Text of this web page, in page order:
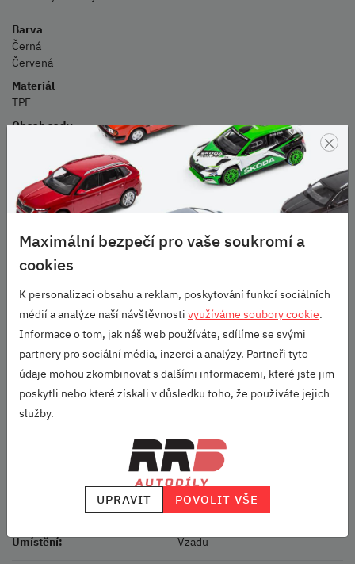
Barva
Černá
Červená
Materiál
TPE
Obsah sady
Dva zadní koberce s červeným nápisem SCALA na černém
podkladu, montážní návod.
Hmotnost
1,7 kg
Pouze pro vozy ŠKODA SCALA s levostranným řízením.
Upevnění
Údržba
Běžné saponátové mycí prostředky. Nepoužívat abrazivní čisticí
prostředky nebo rozpouštědla.
URČENO PRO:
Scala (2019+)
Scala
Umístění: Vzadu
×
Maximální bezpečí pro vaše soukromí a
cookies
K personalizaci obsahu a reklam, poskytování funkcí sociálních
médií a analýze naší návštěvnosti využíváme soubory cookie.
Informace o tom, jak náš web používáte, sdílíme se svými
partnery pro sociální média, inzerci a analýzy. Partneři tyto
údaje mohou zkombinovat s dalšími informacemi, které jste jim
poskytli nebo které získali v důsledku toho, že používáte jejich
služby.
UPRAVIT POVOLIT VŠE